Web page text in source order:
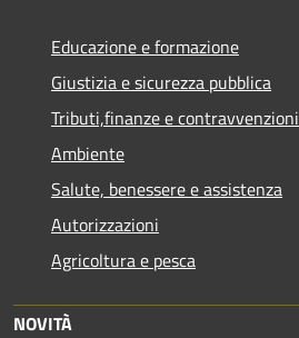
Educazione e formazione
Giustizia e sicurezza pubblica
Tributi,finanze e contravvenzioni
Ambiente
Salute, benessere e assistenza
Autorizzazioni
Agricoltura e pesca
NOVITÀ